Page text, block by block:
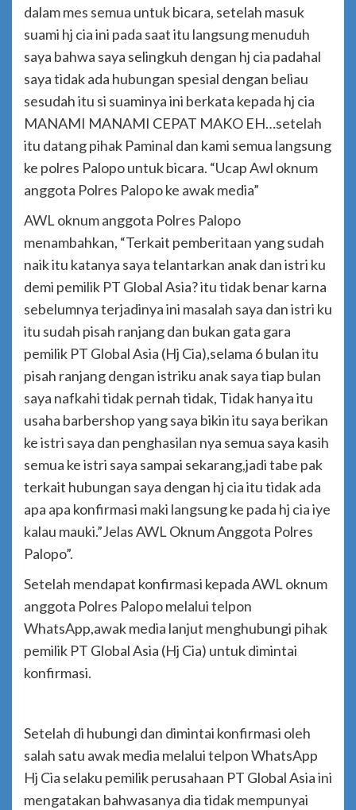
dalam mes semua untuk bicara, setelah masuk
suami hj cia ini pada saat itu langsung menuduh
saya bahwa saya selingkuh dengan hj cia padahal
saya tidak ada hubungan spesial dengan beliau
sesudah itu si suaminya ini berkata kepada hj cia
MANAMI MANAMI CEPAT MAKO EH…setelah
itu datang pihak Paminal dan kami semua langsung
ke polres Palopo untuk bicara. “Ucap Awl oknum
anggota Polres Palopo ke awak media”
AWL oknum anggota Polres Palopo
menambahkan, “Terkait pemberitaan yang sudah
naik itu katanya saya telantarkan anak dan istri ku
demi pemilik PT Global Asia? itu tidak benar karna
sebelumnya terjadinya ini masalah saya dan istri ku
itu sudah pisah ranjang dan bukan gata gara
pemilik PT Global Asia (Hj Cia),selama 6 bulan itu
pisah ranjang dengan istriku anak saya tiap bulan
saya nafkahi tidak pernah tidak, Tidak hanya itu
usaha barbershop yang saya bikin itu saya berikan
ke istri saya dan penghasilan nya semua saya kasih
semua ke istri saya sampai sekarang,jadi tabe pak
terkait hubungan saya dengan hj cia itu tidak ada
apa apa konfirmasi maki langsung ke pada hj cia iye
kalau mauki.”Jelas AWL Oknum Anggota Polres
Palopo”.
Setelah mendapat konfirmasi kepada AWL oknum
anggota Polres Palopo melalui telpon
WhatsApp,awak media lanjut menghubungi pihak
pemilik PT Global Asia (Hj Cia) untuk dimintai
konfirmasi.
Setelah di hubungi dan dimintai konfirmasi oleh
salah satu awak media melalui telpon WhatsApp
Hj Cia selaku pemilik perusahaan PT Global Asia ini
mengatakan bahwasanya dia tidak mempunyai